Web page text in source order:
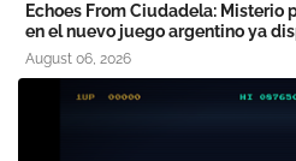
Echoes From Ciudadela:
en el nuevo juego argentino ya
August 06, 2026